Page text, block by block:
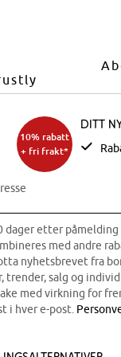
10% rabatt
+ fri frakt*
Ditt
dager etter
med andre
nyhetsbrevet fra
trender, salg og
med virkning for
i hver e-post.